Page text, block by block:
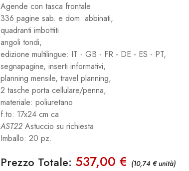
Agende con tasca frontale
336 pagine sab. e dom. abbinati,
quadranti imbottiti
angoli tondi,
edizione multilingue: IT - GB - FR - DE - ES - PT,
segnapagine, inserti informativi,
planning mensile, travel planning,
2 tasche porta cellulare/penna,
materiale: poliuretano
f.to: 17x24 cm ca
AST22 Astuccio su richiesta
Imballo: 20 pz.
Prezzo Totale: 537,00 € (10,74 € unità)